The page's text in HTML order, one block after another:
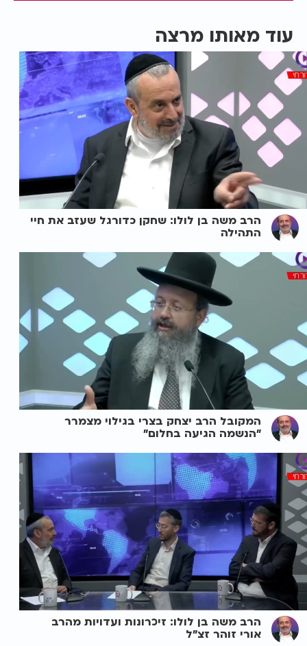
עוד מאותו מרצה
הרב משה בן לולו: שחקן כדורגל שעזב את חיי
התהילה
המקובל הרב יצחק בצרי בגילוי מצמרר
"הנשמה הגיעה בחלום"
הרב משה בן לולו: זיכרונות ועדויות מהרב
אורי זוהר זצ"ל